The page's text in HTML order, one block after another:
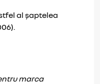
al șaptelea
marca